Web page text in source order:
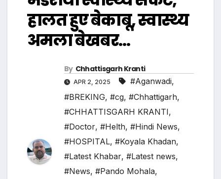
हालत हुए बेकाबू, स्वास्थ्य
अमला बेखबर…
By Chhattisgarh Kranti
APR 2, 2025 #Aganwadi,
#BREKING, #cg, #Chhattigarh,
#CHHATTISGARH KRANTI,
#Doctor, #Helth, #Hindi News,
#HOSPITAL, #Koyala Khadan,
#Latest Khabar, #Latest news,
#News, #Pando Mohala,